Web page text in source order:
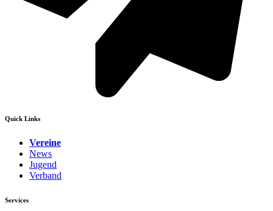
Quick Links
Vereine
News
Jugend
Verband
Services